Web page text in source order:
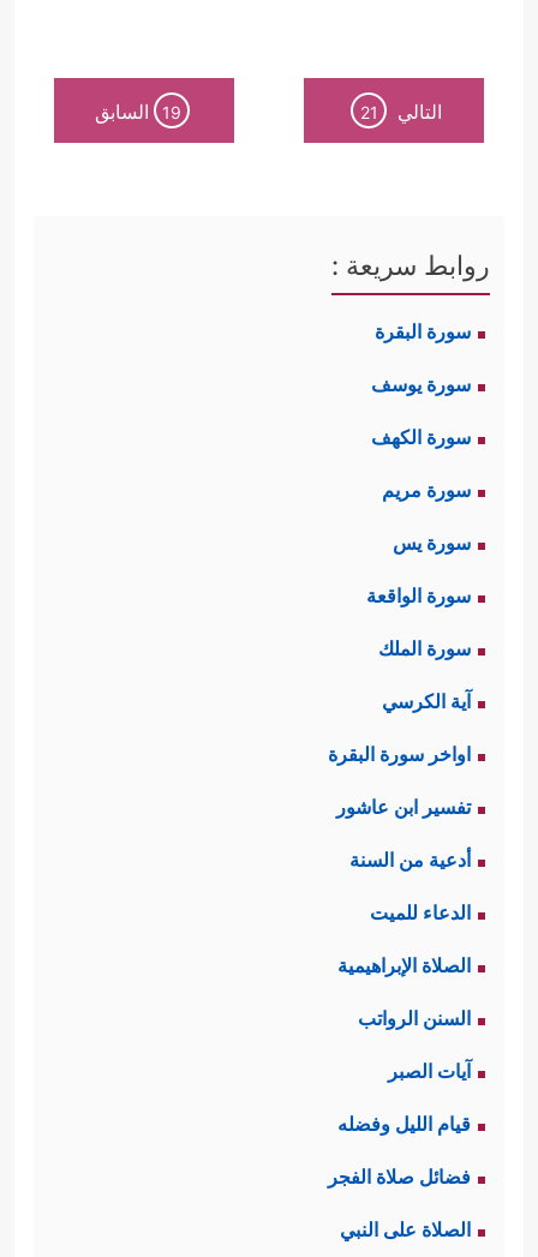
التالي 21
19 السابق
روابط سريعة :
سورة البقرة
سورة يوسف
سورة الكهف
سورة مريم
سورة يس
سورة الواقعة
سورة الملك
آية الكرسي
اواخر سورة البقرة
تفسير ابن عاشور
أدعية من السنة
الدعاء للميت
الصلاة الإبراهيمية
السنن الرواتب
آيات الصبر
قيام الليل وفضله
فضائل صلاة الفجر
الصلاة على النبي